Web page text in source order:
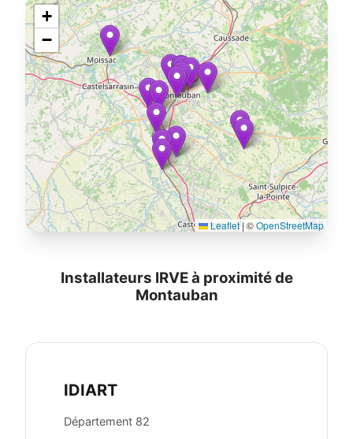
+
−
Leaflet|©OpenStreetMap
Installateurs IRVE à proximité de
Montauban
IDIART
Département 82